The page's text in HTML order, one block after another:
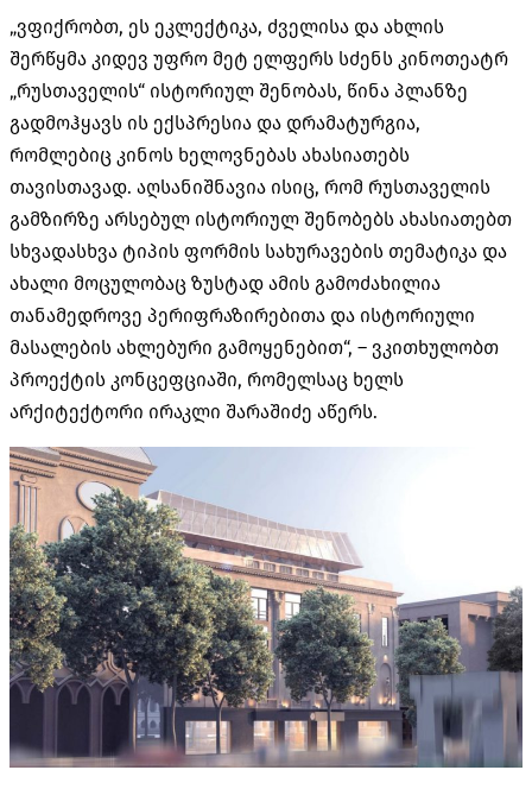
„ვფიქრობთ, ეს ეკლექტიკა, ძველისა და ახლის
შერწყმა კიდევ უფრო მეტ ელფერს სძენს კინოთეატრ
„რუსთაველის“ ისტორიულ შენობას, წინა პლანზე
გადმოჰყავს ის ექსპრესია და დრამატურგია,
რომლებიც კინოს ხელოვნებას ახასიათებს
თავისთავად. აღსანიშნავია ისიც, რომ რუსთაველის
გამზირზე არსებულ ისტორიულ შენობებს ახასიათებთ
სხვადასხვა ტიპის ფორმის სახურავების თემატიკა და
ახალი მოცულობაც ზუსტად ამის გამოძახილია
თანამედროვე პერიფრაზირებითა და ისტორიული
მასალების ახლებური გამოყენებით“, – ვკითხულობთ
პროექტის კონცეფციაში, რომელსაც ხელს
არქიტექტორი ირაკლი შარაშიძე აწერს.